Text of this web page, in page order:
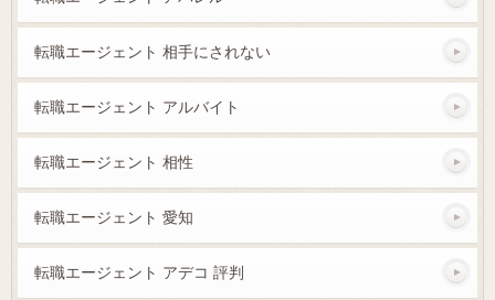
転職エージェント 相手にされない
転職エージェント アルバイト
転職エージェント 相性
転職エージェント 愛知
転職エージェント アデコ 評判